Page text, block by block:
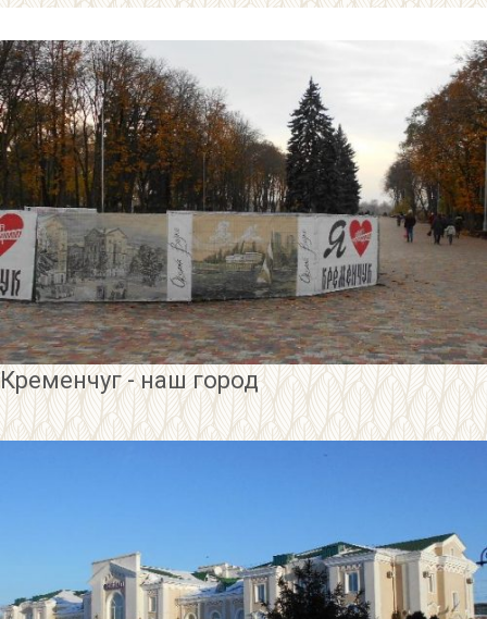
Кременчуг - наш город